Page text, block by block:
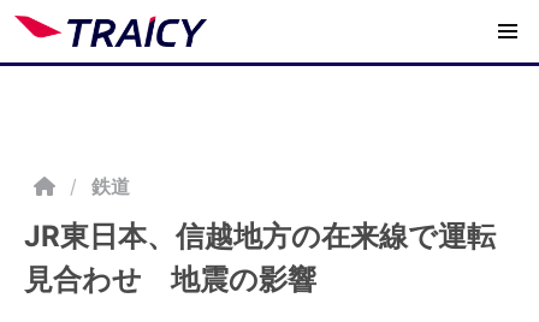
/ 鉄道
JR東日本、信越地方の在来線で運転
見合わせ 地震の影響